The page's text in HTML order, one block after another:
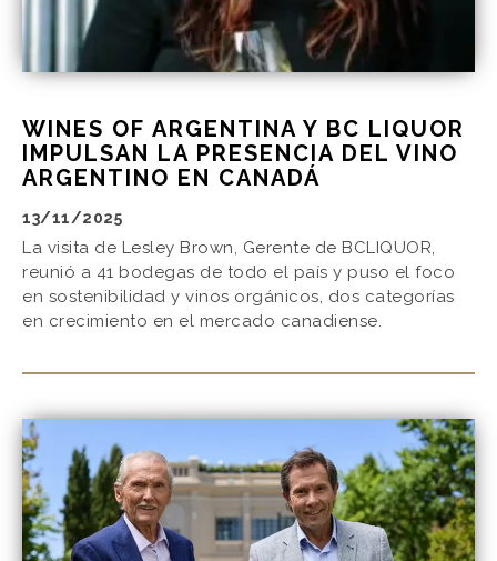
WINES OF ARGENTINA Y BC LIQUOR
IMPULSAN LA PRESENCIA DEL VINO
ARGENTINO EN CANADÁ
13/11/2025
La visita de Lesley Brown, Gerente de BCLIQUOR,
reunió a 41 bodegas de todo el país y puso el foco
en sostenibilidad y vinos orgánicos, dos categorías
en crecimiento en el mercado canadiense.